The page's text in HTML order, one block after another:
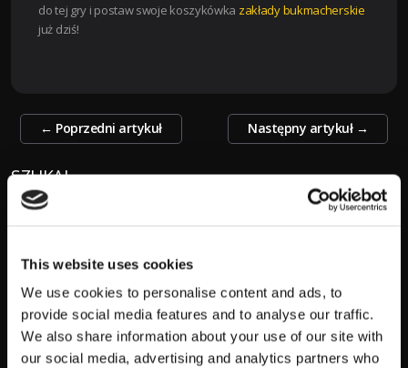
This website uses cookies
We use cookies to personalise content and ads, to
provide social media features and to analyse our traffic.
We also share information about your use of our site with
our social media, advertising and analytics partners who
do tej gry i postaw swoje koszykówka zakłady bukmacherskie
już dziś!
Zobacz
← Poprzedni artykuł Następny artykuł →
SZUKAJ
POPULARNE: